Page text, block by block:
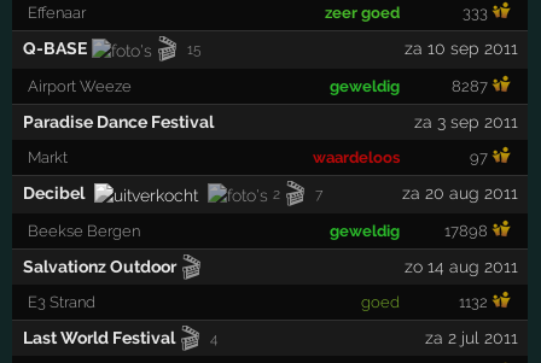
Effenaar zeer goed 333
Q-BASE 🎬 15 za 10 sep 2011
Airport Weeze geweldig 8287
Paradise Dance Festival za 3 sep 2011
Markt waardeloos 97
Decibel 2 🎬 7 za 20 aug 2011
Beekse Bergen geweldig 17898
Salvationz Outdoor 🎬 zo 14 aug 2011
E3 Strand goed 1132
Last World Festival 🎬 4 za 2 jul 2011